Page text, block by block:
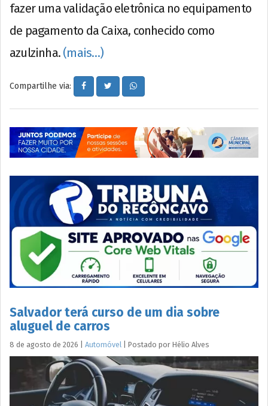
fazer uma validação eletrônica no equipamento
de pagamento da Caixa, conhecido como
azulzinha. (mais…)
Compartilhe via:
Salvador terá curso de um dia sobre
aluguel de carros
8 de agosto de 2026 Automóvel Postado por Hélio Alves